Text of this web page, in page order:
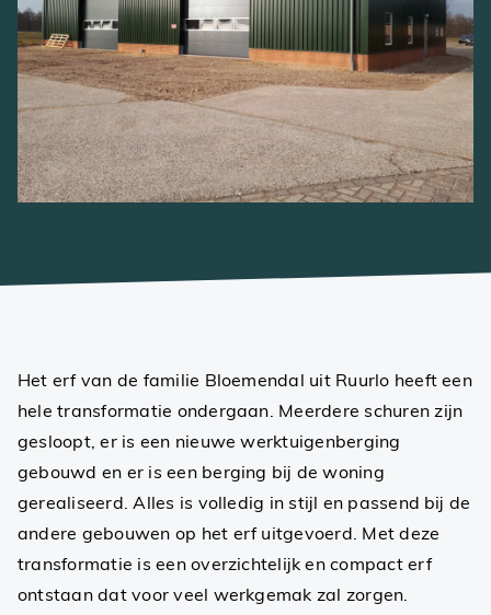
Het erf van de familie Bloemendal uit Ruurlo heeft een
hele transformatie ondergaan. Meerdere schuren zijn
gesloopt, er is een nieuwe werktuigenberging
gebouwd en er is een berging bij de woning
gerealiseerd. Alles is volledig in stijl en passend bij de
andere gebouwen op het erf uitgevoerd. Met deze
transformatie is een overzichtelijk en compact erf
ontstaan dat voor veel werkgemak zal zorgen.